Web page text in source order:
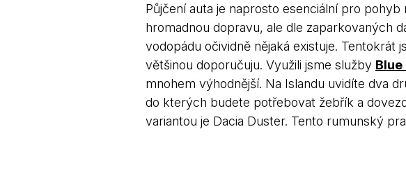
Půjčení auta je naprosto esenciální pro
hromadnou dopravu, ale dle zaparkovaných
vodopádu očividně nějaká existuje.
většinou doporučuju. Využili jsme služby
mnohem výhodnější. Na Islandu uvidíte dva
do kterých budete potřebovat žebřík a
variantou je Dacia Duster. Tento rumunský